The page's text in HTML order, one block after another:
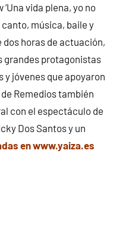
vida plena, yo no
música, baile y
horas de actuación,
grandes protagonistas
y jóvenes que apoyaron
Remedios también
con el espectáculo de
Dos Santos y un
en www.yaiza.es